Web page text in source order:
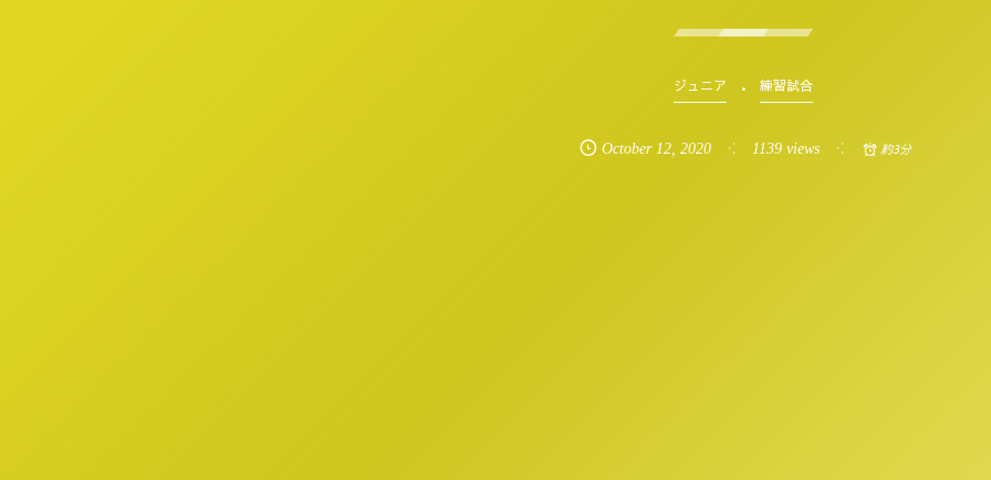
ジュニア 練習試合
October 12, 2020 1139 views 約3分